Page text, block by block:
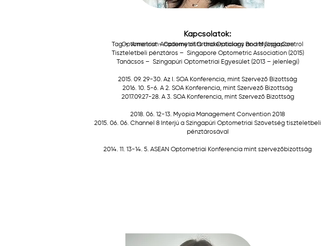
Kapcsolatok:
Tag –American Academy of Orthokeratology and Myopia Control
Tiszteletbeli pénztáros – Singapore Optometric Association (2015)
Tanácsos – Szingapúri Optometriai Egyesület (2013 – jelenlegi)
2015. 09. 29-30. Az I. SOA Konferencia, mint Szervező Bizottság
2016. 10. 5-6. A 2. SOA Konferencia, mint Szervező Bizottság
2017.09.27-28. A 3. SOA Konferencia, mint Szervező Bizottság
2018. 06. 12-13. Myopia Management Convention 2018
2015. 06. 06. Channel 8 Interjú a Szingapúri Optometriai Szövetség tiszteletbeli
pénztárosával
2014. 11. 13-14. 5. ASEAN Optometriai Konferencia mint szervezőbizottság
Optometrist - Optometrists and Opticians Board Singapore